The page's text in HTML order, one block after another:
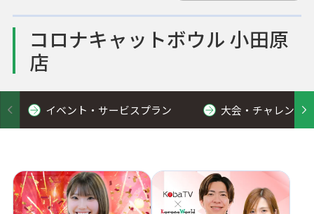
コロナキャットボウル 小田原
店
イベント・サービスプラン 大会・チャレンジ